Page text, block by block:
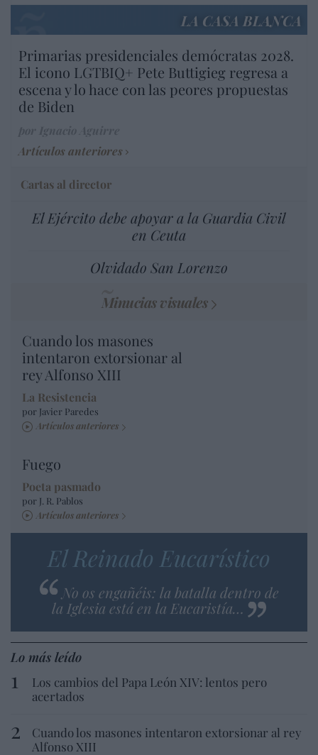
LA CASA BLANCA
Primarias presidenciales demócratas 2028.
El icono LGTBIQ+ Pete Buttigieg regresa a
escena y lo hace con las peores propuestas
de Biden
Artículos anteriores
Cartas al director
El Ejército debe apoyar a la Guardia Civil
en Ceuta
Olvidado San Lorenzo
Minucias visuales
Cuando los masones
intentaron extorsionar al
rey Alfonso XIII
La Resistencia
por Javier Paredes
Artículos anteriores
Fuego
Poeta pasmado
por J. R. Pablos
Artículos anteriores
El Reinado Eucarístico
No os engañéis: la batalla dentro de
la Iglesia está en la Eucaristía…
Lo más leído
Los cambios del Papa León XIV: lentos pero
acertados
Cuando los masones intentaron extorsionar al rey
Alfonso XIII